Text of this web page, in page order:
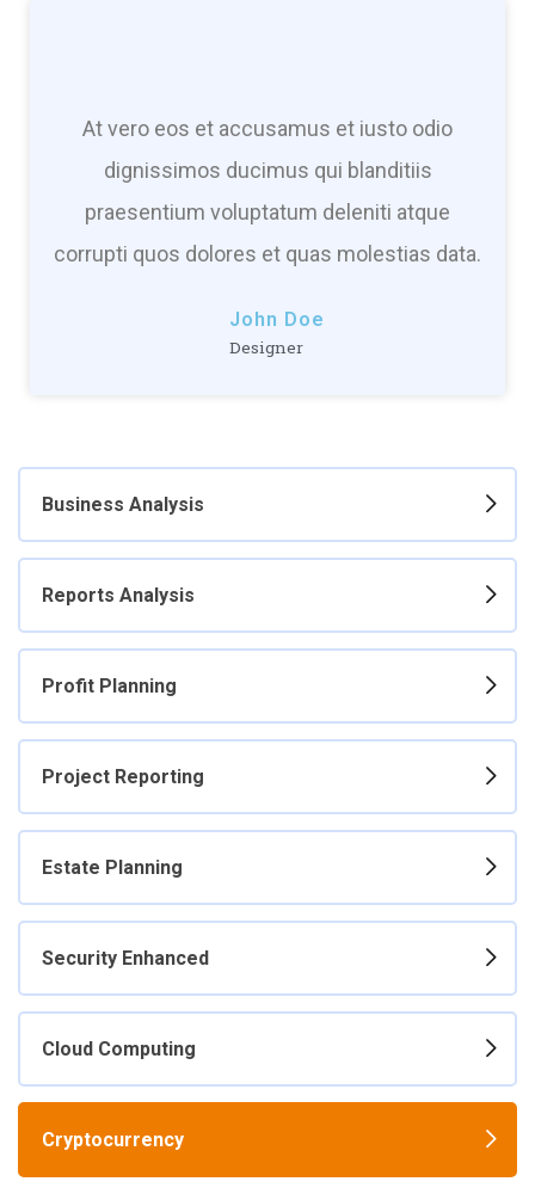
At vero eos et accusamus et iusto odio
dignissimos ducimus qui blanditiis
praesentium voluptatum deleniti atque
corrupti quos dolores et quas molestias data.
John Doe
Designer
Business Analysis
Reports Analysis
Profit Planning
Project Reporting
Estate Planning
Security Enhanced
Cloud Computing
Cryptocurrency